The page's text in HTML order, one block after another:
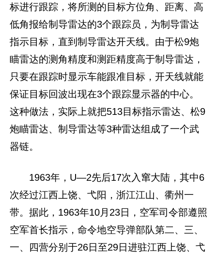
标进行跟踪，将所测的目标方位角、距离、高
低角报给制导雷达的3个跟踪员，为制导雷达
指示目标，直到制导雷达开天线。由于松9炮
瞄雷达的测角精度和测距精度高于制导雷达，
只要在跟踪时显示车能跟准目标，开天线就能
保证目标回波出现在3个跟踪显示器的中心。
这种做法，实际上就把513目标指示雷达、松9
炮瞄雷达、制导雷达等3种雷达组成了一个武
器链。
1963年，U—2先后17次入窜大陆，其中6
次经过江西上饶、弋阳，浙江江山、衢州一
带。据此，1963年10月23日，空军司令部遵照
空军首长指示，命令地空导弹部队第二、三、
一、四营分别于26日至29日进驻江西上饶、弋